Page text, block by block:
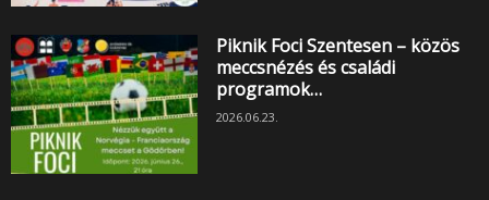
Piknik Foci Szentesen – közös
meccsnézés és családi
programok…
2026.06.23.